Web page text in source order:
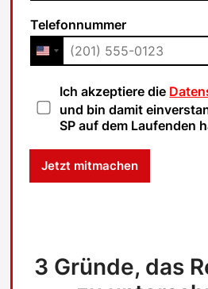
Telefonnummer
n
c
C
Ich akzeptiere die
und bin damit
SP auf dem Laufenden
Jetzt mitmachen
3 Gründe, das